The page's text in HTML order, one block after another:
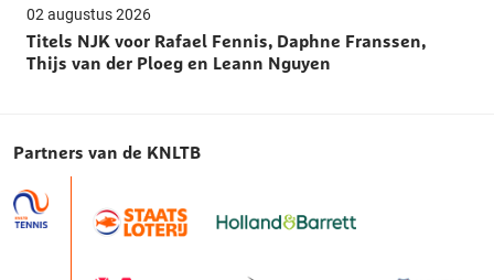
02 augustus 2026
Titels NJK voor Rafael Fennis, Daphne Franssen,
Thijs van der Ploeg en Leann Nguyen
Partners van de KNLTB